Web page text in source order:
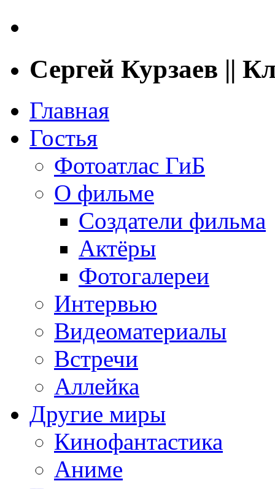
Сергей Курзаев ||
Главная
Гостья
Фотоатлас ГиБ
О фильме
Создатели фильма
Актёры
Фотогалереи
Интервью
Видеоматериалы
Встречи
Аллейка
Другие миры
Кинофантастика
Аниме